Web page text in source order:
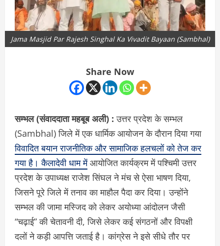
Jama Masjid Par Rajesh Singhal Ka Vivadit Bayaan (Sambhal)
Share Now
सम्भल (संवाददाता महबूब अली) :उत्तर प्रदेश के सम्भल
(Sambhal) जिले में एक धार्मिक आयोजन के दौरान दिया गया
विवादित बयान राजनीतिक और सामाजिक हलचलों को तेज कर
गया है। कैलादेवी धाम मेंआयोजित कार्यक्रम में पश्चिमी उत्तर
प्रदेश के उपाध्यक्ष राजेश सिंघल ने मंच से ऐसा भाषण दिया,
जिसने पूरे जिले में तनाव का माहौल पैदा कर दिया। उन्होंने
सम्भल की जामा मस्जिद को लेकर अयोध्या आंदोलन जैसी
“चढ़ाई” की चेतावनी दी, जिसे लेकर कई संगठनों और विपक्षी
दलों ने कड़ी आपत्ति जताई है। कांग्रेस ने इसे सीधे तौर पर